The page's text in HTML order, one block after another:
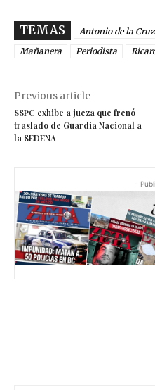
TEMAS Antonio de la Cruz
Mañanera
Periodista
Previous article
SSPC exhibe a jueza que frenó
traslado de Guardia Nacional a
la SEDENA
-